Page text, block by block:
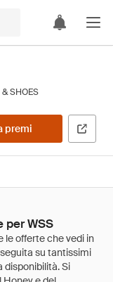
SHOES
premi
per WSS